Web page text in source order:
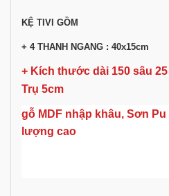
KỆ TIVI GỒM
+ 4 THANH NGANG : 40x15cm
+ Kích thước dài 150 sâu
Trụ 5cm
gỗ MDF nhập khâu, Sơn
lượng cao